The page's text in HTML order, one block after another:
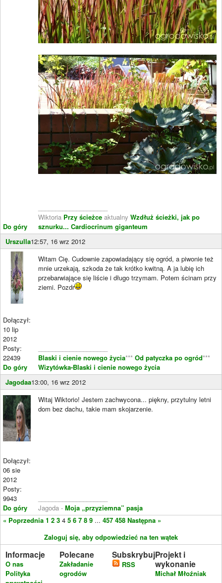
Do góry
Wiktoria Przy ścieżce aktualny Wzdłuż ścieżki, jak po
sznurku... Cardiocrinum giganteum
Urszulla12:57, 16 wrz 2012
Dołączył:
10 lip
2012
Posty:
22439
Do góry
Witam Cię. Cudownie zapowiadający się ogród, a piwonie też
mnie urzekają, szkoda że tak krótko kwitną. A ja lubię ich
przebarwiające się liście i długo trzymam. Potem ścinam przy
ziemi. Pozdr
Blaski i cienie nowego życia*** Od patyczka po ogród***
Wizytówka-Blaski i cienie nowego życia
Jagodaa13:00, 16 wrz 2012
Dołączył:
06 sie
2012
Posty:
9943
Do góry
Witaj Wiktorio! Jestem zachwycona... piękny, przytulny letni
dom bez dachu, takie mam skojarzenie.
Jagoda - Moja „przyziemna” pasja
« Poprzednia 1 2 3 4 5 6 7 8 9 ... 457 458 Następna »
Zaloguj się, aby odpowiedzieć na ten wątek
Informacje
O nas
Polityka
Polecane
Zakładanie
ogrodów
Subskrybuj
RSS
Projekt i
wykonanie
Michał Młoźniak